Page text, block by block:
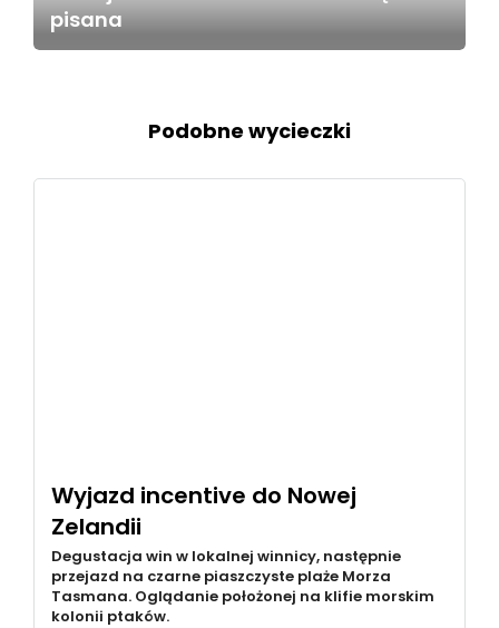
pisana
Podobne wycieczki
Wyjazd incentive do Nowej
Zelandii
Degustacja win w lokalnej winnicy, następnie
przejazd na czarne piaszczyste plaże Morza
Tasmana. Oglądanie położonej na klifie morskim
kolonii ptaków.